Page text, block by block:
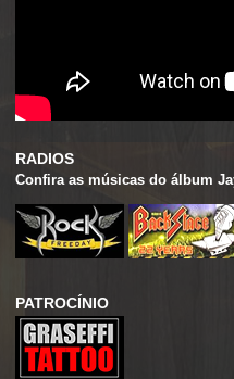
RADIOS
Confira as músicas do álbum
PATROCÍNIO